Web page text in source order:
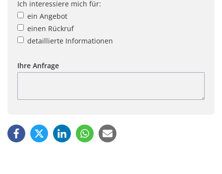
Ich interessiere mich für:
ein Angebot
einen Rückruf
detaillierte Informationen
Ihre Anfrage